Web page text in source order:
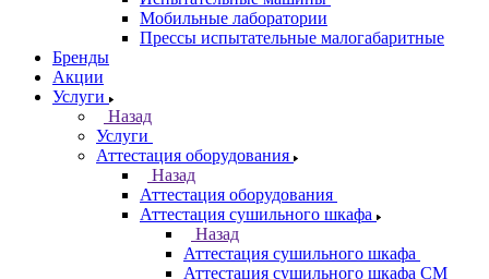
Мобильные лаборатории
Прессы испытательные малогабаритные
Бренды
Акции
Услуги
Назад
Услуги
Аттестация оборудования
Назад
Аттестация оборудования
Аттестация сушильного шкафа
Назад
Аттестация сушильного шкафа
Аттестация сушильного шкафа СМ